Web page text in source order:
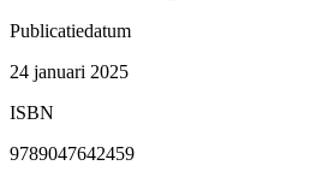
Publicatiedatum
24 januari 2025
ISBN
9789047642459